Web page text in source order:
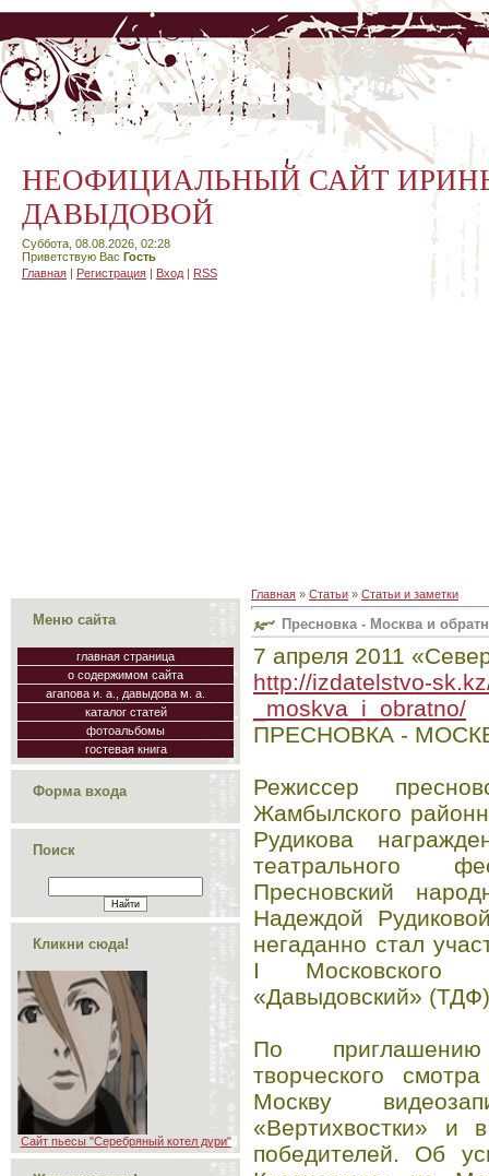
НЕОФИЦИАЛЬНЫЙ САЙТ
ДАВЫДОВОЙ
Суббота, 08.08.2026, 02:28
Приветствую Вас Гость
Главная | Регистрация | Вход | RSS
Меню сайта
главная страница
о содержимом сайта
агапова и. а., давыдова м. а.
каталог статей
фотоальбомы
гостевая книга
Форма входа
Поиск
Кликни сюда!
Сайт пьесы "Серебряный котел дури"
Главная » Статьи » Статьи и заметки
Пресновка - Москва и
7 апреля 2011
http://izdatelstvo-
_moskva_i_obratno/
ПРЕСНОВКА -
Режиссер
Жамбылского
Рудикова
театрального
Пресновский
Надеждой
негаданно стал
I Московского
«Давыдовский»
По
творческого
Москву
«Вертихвостки» и
победителей. Об